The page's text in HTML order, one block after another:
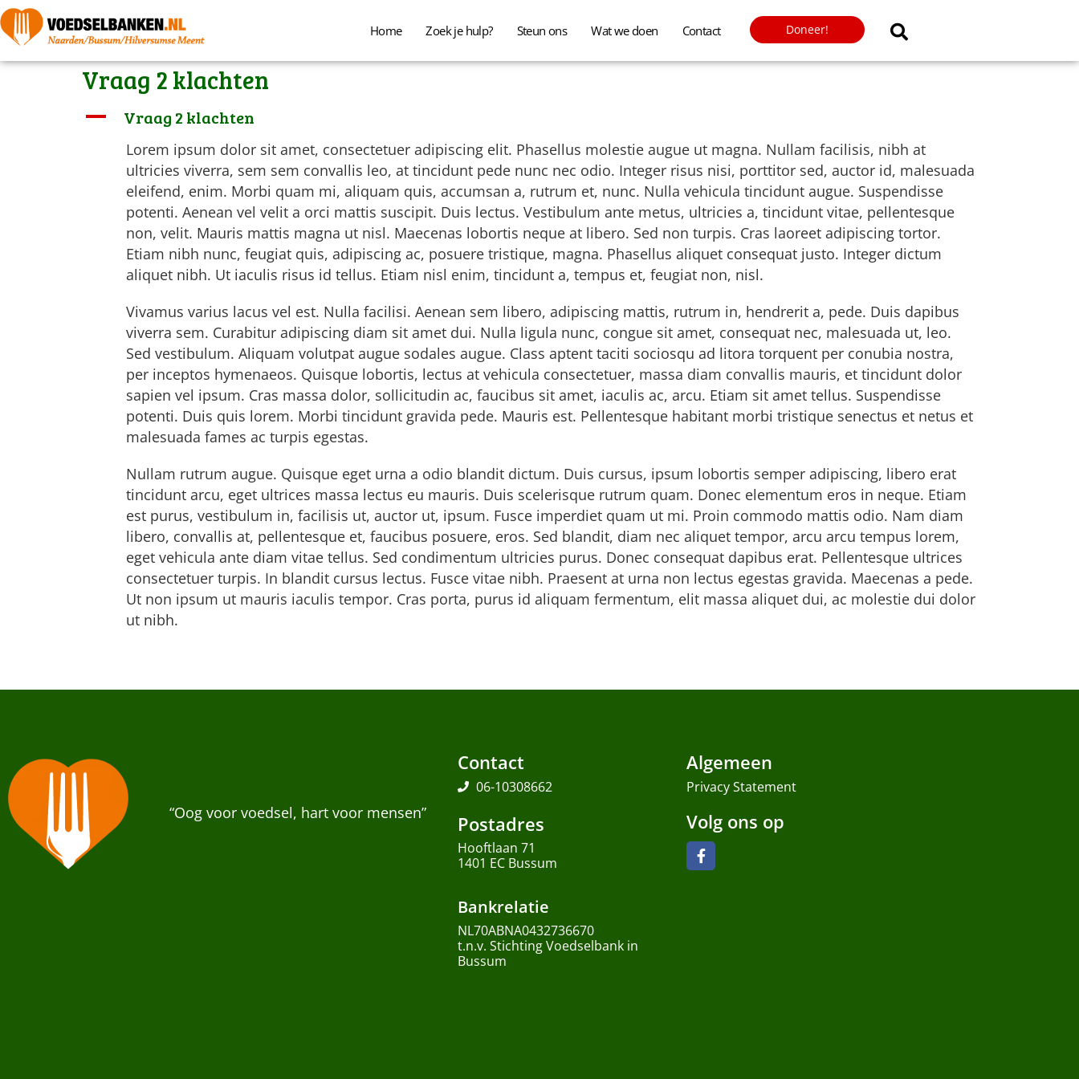
Home Zoek je hulp? Steun ons Wat we doen Contact Doneer!
Vraag 2 klachten
A Vraag 2 klachten
Lorem ipsum dolor sit amet, consectetuer adipiscing elit. Phasellus molestie augue ut magna. Nullam facilisis, nibh at
ultricies viverra, sem sem convallis leo, at tincidunt pede nunc nec odio. Integer risus nisi, porttitor sed, auctor id, malesuada
eleifend, enim. Morbi quam mi, aliquam quis, accumsan a, rutrum et, nunc. Nulla vehicula tincidunt augue. Suspendisse
potenti. Aenean vel velit a orci mattis suscipit. Duis lectus. Vestibulum ante metus, ultricies a, tincidunt vitae, pellentesque
non, velit. Mauris mattis magna ut nisl. Maecenas lobortis neque at libero. Sed non turpis. Cras laoreet adipiscing tortor.
Etiam nibh nunc, feugiat quis, adipiscing ac, posuere tristique, magna. Phasellus aliquet consequat justo. Integer dictum
aliquet nibh. Ut iaculis risus id tellus. Etiam nisl enim, tincidunt a, tempus et, feugiat non, nisl.
Vivamus varius lacus vel est. Nulla facilisi. Aenean sem libero, adipiscing mattis, rutrum in, hendrerit a, pede. Duis dapibus
viverra sem. Curabitur adipiscing diam sit amet dui. Nulla ligula nunc, congue sit amet, consequat nec, malesuada ut, leo.
Sed vestibulum. Aliquam volutpat augue sodales augue. Class aptent taciti sociosqu ad litora torquent per conubia nostra,
per inceptos hymenaeos. Quisque lobortis, lectus at vehicula consectetuer, massa diam convallis mauris, et tincidunt dolor
sapien vel ipsum. Cras massa dolor, sollicitudin ac, faucibus sit amet, iaculis ac, arcu. Etiam sit amet tellus. Suspendisse
potenti. Duis quis lorem. Morbi tincidunt gravida pede. Mauris est. Pellentesque habitant morbi tristique senectus et netus et
malesuada fames ac turpis egestas.
Nullam rutrum augue. Quisque eget urna a odio blandit dictum. Duis cursus, ipsum lobortis semper adipiscing, libero erat
tincidunt arcu, eget ultrices massa lectus eu mauris. Duis scelerisque rutrum quam. Donec elementum eros in neque. Etiam
est purus, vestibulum in, facilisis ut, auctor ut, ipsum. Fusce imperdiet quam ut mi. Proin commodo mattis odio. Nam diam
libero, convallis at, pellentesque et, faucibus posuere, eros. Sed blandit, diam nec aliquet tempor, arcu arcu tempus lorem,
eget vehicula ante diam vitae tellus. Sed condimentum ultricies purus. Donec consequat dapibus erat. Pellentesque ultrices
consectetuer turpis. In blandit cursus lectus. Fusce vitae nibh. Praesent at urna non lectus egestas gravida. Maecenas a pede.
Ut non ipsum ut mauris iaculis tempor. Cras porta, purus id aliquam fermentum, elit massa aliquet dui, ac molestie dui dolor
ut nibh.
“Oog voor voedsel, hart voor mensen”
Contact
06-10308662
Postadres
Hooftlaan 71
1401 EC Bussum
Bankrelatie
NL70ABNA0432736670
t.n.v. Stichting Voedselbank in
Bussum
Algemeen
Privacy Statement
Volg ons op